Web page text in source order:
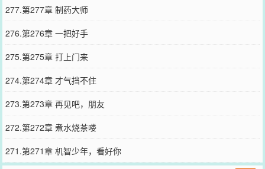
277.第277章 制药大师
276.第276章 一把好手
275.第275章 打上门来
274.第274章 才气挡不住
273.第273章 再见吧，朋友
272.第272章 煮水烧茶喽
271.第271章 机智少年，看好你